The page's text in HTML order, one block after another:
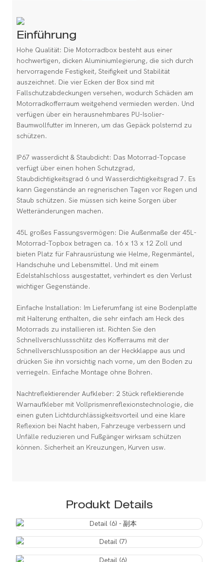
Einführung
Hohe Qualität: Die Motorradbox besteht aus einer
hochwertigen, dicken Aluminiumlegierung, die sich durch
hervorragende Festigkeit, Steifigkeit und Stabilität
auszeichnet. Die vier Ecken der Box sind mit
Fallschutzabdeckungen versehen, wodurch Schäden am
Motorradkofferraum weitgehend vermieden werden. Und
verfügen über ein herausnehmbares PU-Isolier-
Baumwollfutter im Inneren, um das Gepäck polsternd zu
schützen.
IP67 wasserdicht & Staubdicht: Das Motorrad-Topcase
verfügt über einen hohen Schutzgrad,
Staubdichtigkeitsgrad 6 und Wasserdichtigkeitsgrad 7. Es
kann Gegenstände an regnerischen Tagen vor Regen und
Staub schützen. Sie müssen sich keine Sorgen über
Wetteränderungen machen.
45L großes Fassungsvermögen: Die Außenmaße der 45L-
Motorrad-Topbox betragen ca. 16 x 13 x 12 Zoll und
bieten Platz für Fahrausrüstung wie Helme, Regenmäntel,
Handschuhe und Lebensmittel. Und mit einem
Edelstahlschloss ausgestattet, verhindert es den Verlust
wichtiger Gegenstände.
Einfache Installation: Im Lieferumfang ist eine Bodenplatte
mit Halterung enthalten, die sehr einfach am Heck des
Motorrads zu installieren ist. Richten Sie den
Schnellverschlussschlitz des Kofferraums mit der
Schnellverschlussposition an der Heckklappe aus und
drücken Sie ihn vorsichtig nach vorne, um den Boden zu
verriegeln. Einfache Montage ohne Bohren.
Nachtreflektierender Aufkleber: 2 Stück reflektierende
Warnaufkleber mit Vollprismenreflexionstechnologie, die
einen guten Lichtdurchlässigkeitsvorteil und eine klare
Reflexion bei Nacht haben, Fahrzeuge verbessern und
Unfälle reduzieren und Fußgänger wirksam schützen
können. Sicherheit an Kreuzungen, Kurven usw.
Produkt Details